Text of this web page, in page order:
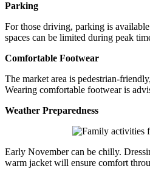
Parking
For those driving, parking is
spaces can be limited during peak
Comfortable Footwear
The market area is pedestrian-
Wearing comfortable footwear is
Weather Preparedness
Early November can be chilly.
warm jacket will ensure comfort